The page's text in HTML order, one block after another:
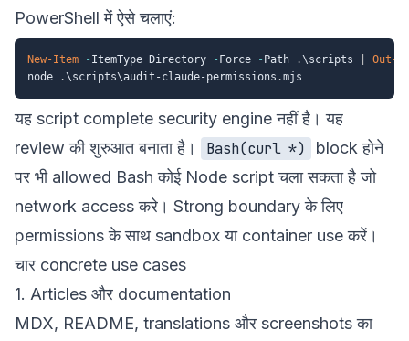
PowerShell में ऐसे चलाएं:
New-Item - ItemType Directory - Force - Path .\scripts
Out-
node
.\scripts\audit-claude-permissions .
यह script complete security engine नहीं है। यह
review की शुरुआत बनाता है।
Bash(curl *)
block होने
पर भी allowed Bash कोई Node script चला सकता है जो
network access करे। Strong boundary के लिए
permissions के साथ sandbox या container use करें।
चार concrete use cases
1. Articles और documentation
MDX, README, translations और screenshots का